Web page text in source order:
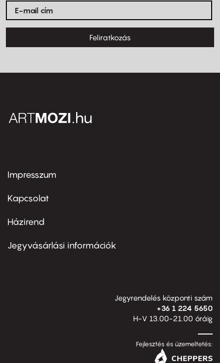
Feliratkozás
Footer
first
Impresszum
Kapcsolat
Footer
second
Házirend
Jegyvásárlási információk
Jegyrendelés központi szám
+36 1 224 5650
H-V 13.00-21.00 óráig
Fejlesztés és üzemeltetés: